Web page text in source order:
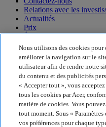
Relations avec les
Actualités
Prix
Événements
Développement durable
Développement durable
Responsabilité sociale de
Empreinte carbone du
Project Humanity
Earthion
Nous utilisons des cookies pour
améliorer la navigation sur le
utilisateur afin de rendre notre
du contenu et des publicités
« Accepter tout », vous
tous les cookies par Acer,
matière de cookies. Vous
tout moment. Sous «
vos préférences pour chaque